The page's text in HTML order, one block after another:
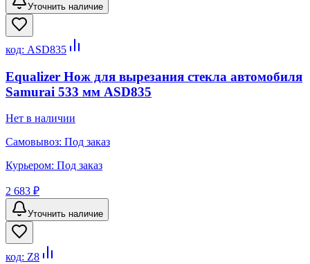
Уточнить наличие
код: ASD835
Equalizer Нож для вырезания стекла автомобиля
Samurai 533 мм ASD835
Нет в наличии
Самовывоз: Под заказ
Курьером: Под заказ
2 683 ₽
Уточнить наличие
код: Z8